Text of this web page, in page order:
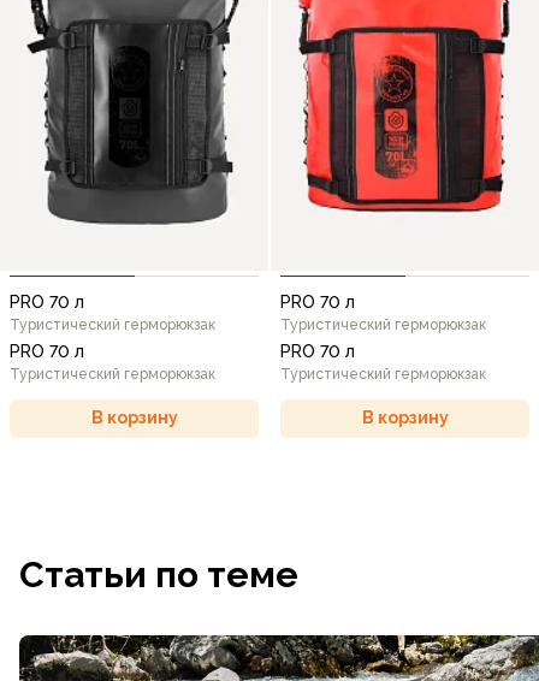
PRO 70 л
Туристический герморюкзак
PRO 70 л
Туристический герморюкзак
В корзину
PRO 70 л
Туристический герморюкзак
PRO 70 л
Туристический герморюкзак
В корзину
Статьи по теме